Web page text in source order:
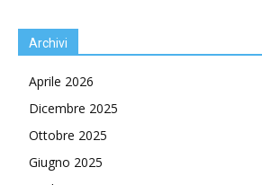
Archivi
Aprile 2026
Dicembre 2025
Ottobre 2025
Giugno 2025